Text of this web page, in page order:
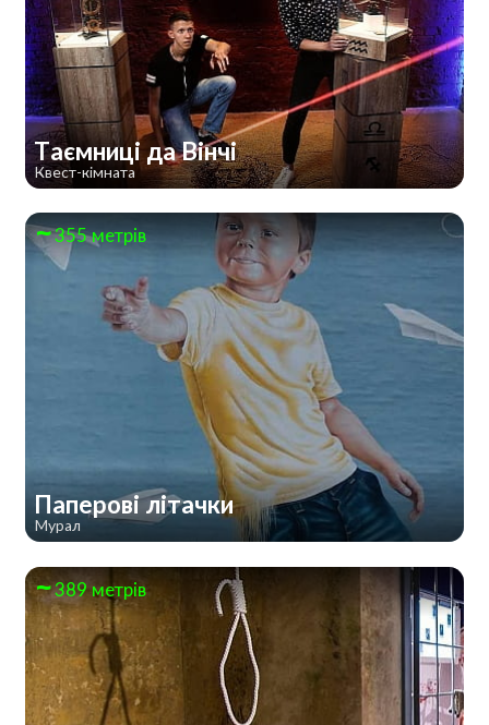
Таємниці да Вінчі
Квест-кімната
355 метрів
Паперові літачки
Мурал
389 метрів